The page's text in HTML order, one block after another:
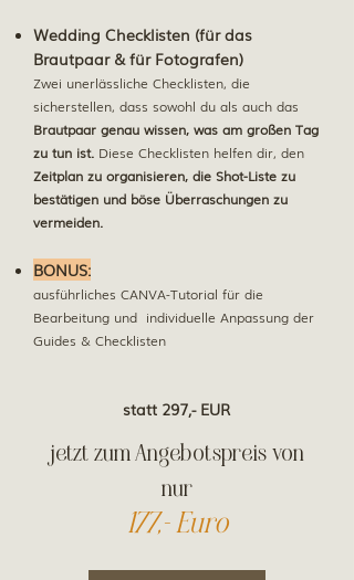
Wedding Checklisten (für das
Brautpaar & für Fotografen)
Zwei unerlässliche Checklisten, die
sicherstellen, dass sowohl du als auch das
Brautpaar genau wissen, was am großen Tag
zu tun ist. Diese Checklisten helfen dir, den
Zeitplan zu organisieren, die Shot-Liste zu
bestätigen und böse Überraschungen zu
vermeiden.
BONUS:
ausführliches CANVA-Tutorial für die
Bearbeitung und individuelle Anpassung der
Guides & Checklisten
statt 297,- EUR
jetzt zum Angebotspreis von
nur
177,- Euro